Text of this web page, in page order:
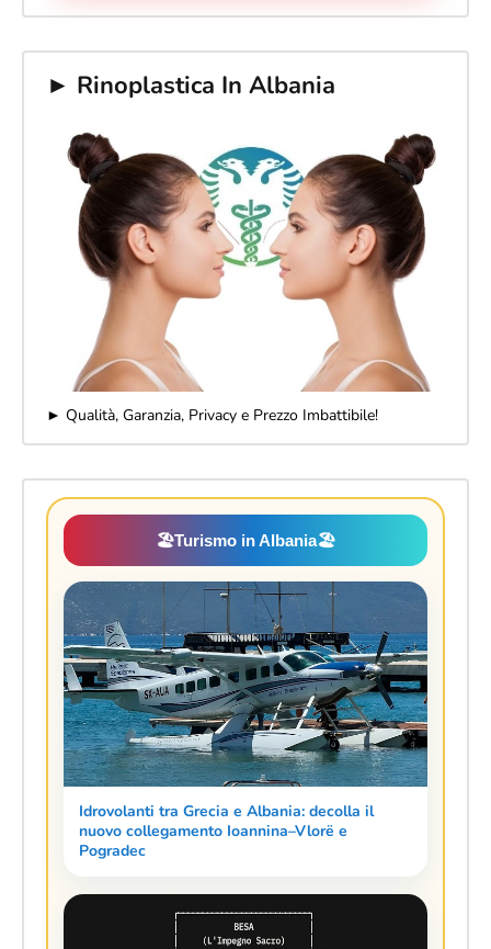
► Rinoplastica In Albania
► Qualità, Garanzia, Privacy e Prezzo Imbattibile!
🏖️Turismo in Albania🏖️
Idrovolanti tra Grecia e Albania: decolla il
nuovo collegamento Ioannina–Vlorë e
Pogradec